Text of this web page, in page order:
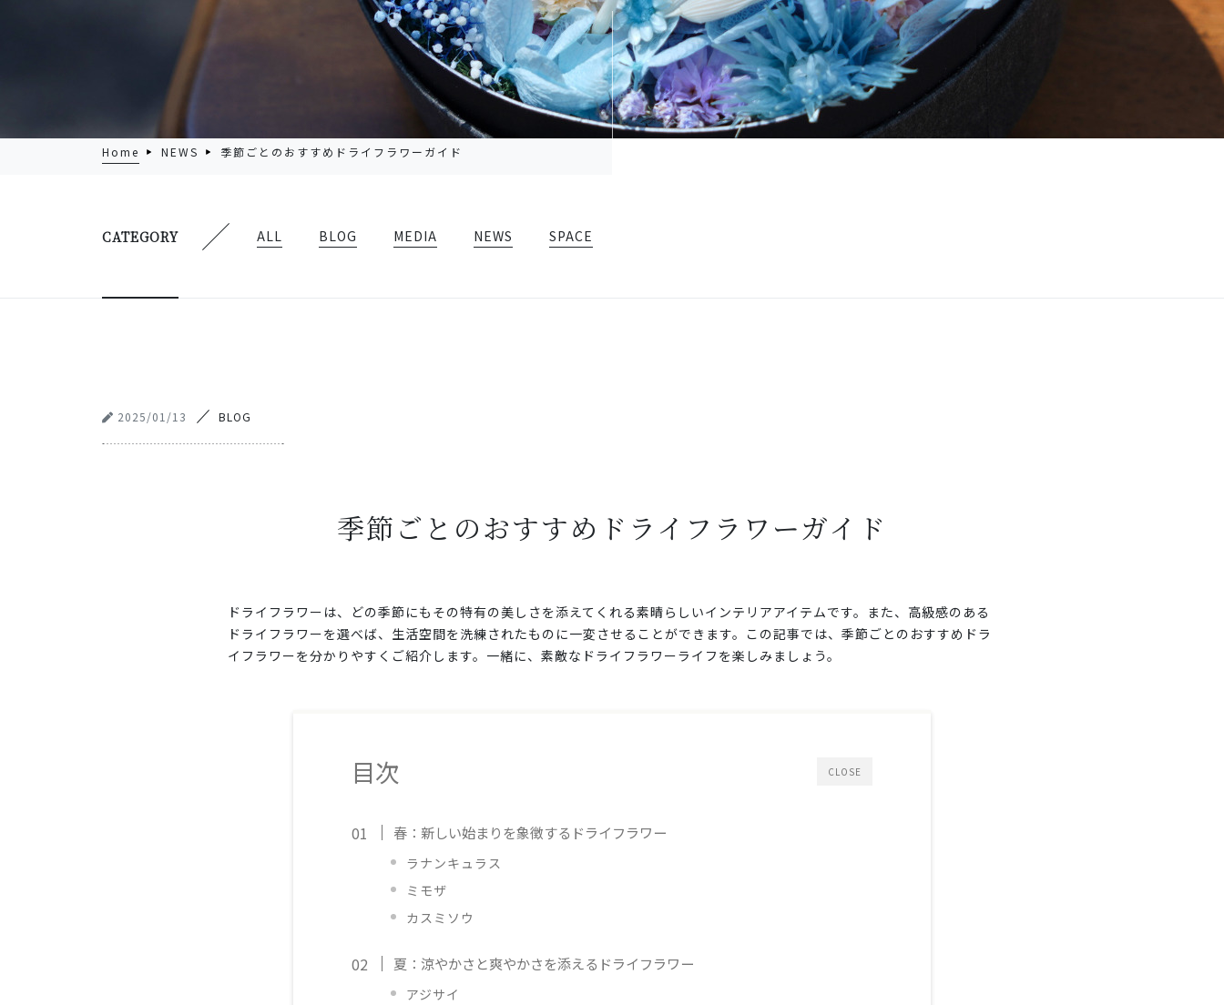
Home NEWS 季節ごとのおすすめドライフラワーガイド
CATEGORY ALL BLOG MEDIA NEWS SPACE
2025/01/13 BLOG
季節ごとのおすすめドライフラワーガイド
ドライフラワーは、どの季節にもその特有の美しさを添えてくれる素晴らしいインテリアアイテムです。また、高級感のある
ドライフラワーを選べば、生活空間を洗練されたものに一変させることができます。この記事では、季節ごとのおすすめドラ
イフラワーを分かりやすくご紹介します。一緒に、素敵なドライフラワーライフを楽しみましょう。
CLOSE
目次
春：新しい始まりを象徴するドライフラワー
ラナンキュラス
ミモザ
カスミソウ
夏：涼やかさと爽やかさを添えるドライフラワー
アジサイ